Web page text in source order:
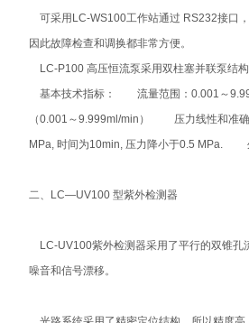
可采用LC-WS100工作站通过 RS232接口
因此故障检查和调换都非常方便。
LC-P100 高压恒流泵采用双柱塞并联泵
基本技术指标： 流量范围：0.001～
（0.001～9.999ml/min） 压力线性和准
MPa, 时间为10min, 压力降小于0.5 MPa.
二、LC—UV100 型紫外检测器
LC-UV100紫外检测器采用了平行的双锥
噪音和信号漂移。